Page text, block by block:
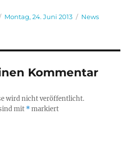
Veröffentlicht
Montag, 24. Juni 2013 Kategorien
News
Kommentar
wird nicht veröffentlicht.
mit *markiert